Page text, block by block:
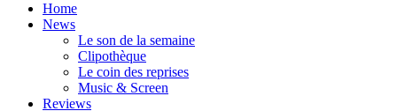
Home
News
Le son de la semaine
Clipothèque
Le coin des reprises
Music & Screen
Reviews